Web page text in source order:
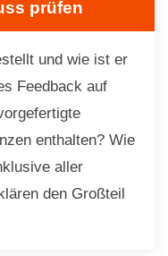
prüfen
und wie ist er
Feedback auf
enthalten? Wie
aller
den Großteil